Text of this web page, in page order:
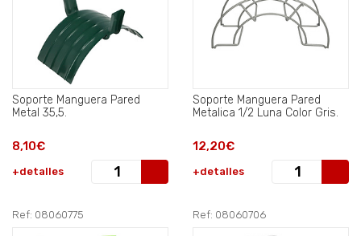
Soporte Manguera Pared
Metal 35,5.
8,10€
+detalles
Soporte Manguera Pared
Metalica 1/2 Luna Color Gris.
12,20€
+detalles
Ref: 08060775 Ref: 08060706